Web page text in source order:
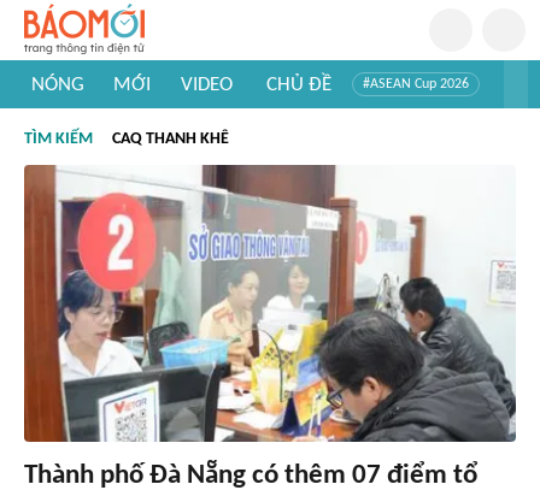
NÓNG MỚI VIDEO CHỦ ĐỀ #ASEAN Cup 2026
#Khám phá thế giới
TÌM KIẾM CAQ THANH KHÊ
Thành phố Đà Nẵng có thêm 07 điểm tổ